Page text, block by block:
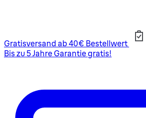
Gratisversand ab 40€ Bestellwert
Bis zu 5 Jahre Garantie gratis!